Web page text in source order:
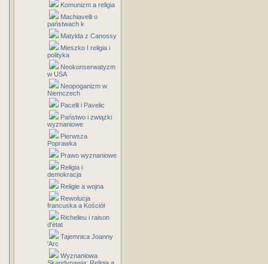
Komunizm a religia
Machiavelli o
państwach k
Matylda z Canossy
Mieszko I religia i
polityka
Neokonserwatyzm
w USA
Neopoganizm w
Niemczech
Pacelli i Pavelic
Państwo i związki
wyznaniowe
Pierwsza
Poprawka
Prawo wyznaniowe
Religia i
demokracja
Religie a wojna
Rewolucja
francuska a Kościół
Richelieu i raison
d'état
Tajemnica Joanny
'Arc
Wyznaniowa